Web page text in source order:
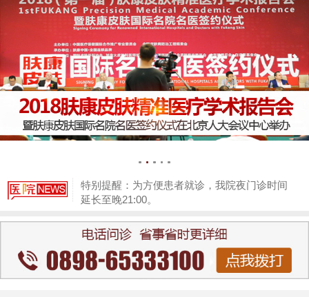
特别提醒：为方便患者就诊，我院夜门诊时间
延长至晚21:00。